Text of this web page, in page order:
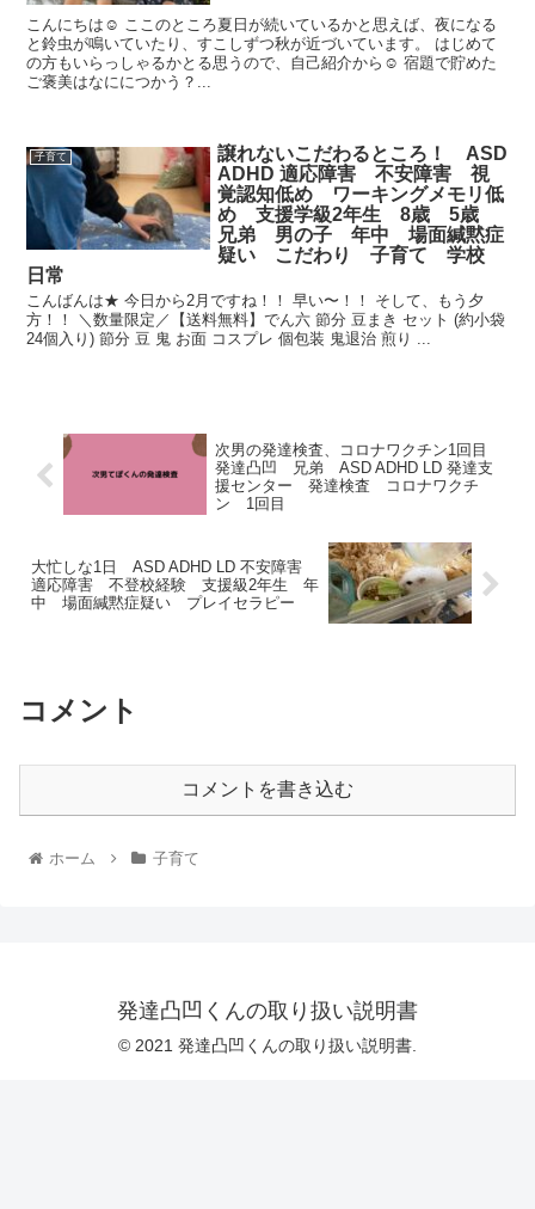
こんにちは☺︎ ここのところ夏日が続いているかと思えば、夜になる
と鈴虫が鳴いていたり、すこしずつ秋が近づいています。 はじめて
の方もいらっしゃるかとる思うので、自己紹介から☺︎ 宿題で貯めた
ご褒美はなににつかう？...
子育て
譲れないこだわるところ！ ASD
ADHD 適応障害 不安障害 視
覚認知低め ワーキングメモリ低
め 支援学級2年生 8歳 5歳
兄弟 男の子 年中 場面緘黙症
疑い こだわり 子育て 学校
日常
こんばんは★ 今日から2月ですね！！ 早い〜！！ そして、もう夕
方！！ ＼数量限定／【送料無料】でん六 節分 豆まき セット (約小袋
24個入り) 節分 豆 鬼 お面 コスプレ 個包装 鬼退治 煎り ...
次男の発達検査、コロナワクチン1回目
発達凸凹 兄弟 ASD ADHD LD 発達支
援センター 発達検査 コロナワクチ
ン 1回目
大忙しな1日 ASD ADHD LD 不安障害
適応障害 不登校経験 支援級2年生 年
中 場面緘黙症疑い プレイセラピー
コメント
コメントを書き込む
ホーム 子育て
発達凸凹くんの取り扱い説明書
© 2021 発達凸凹くんの取り扱い説明書.